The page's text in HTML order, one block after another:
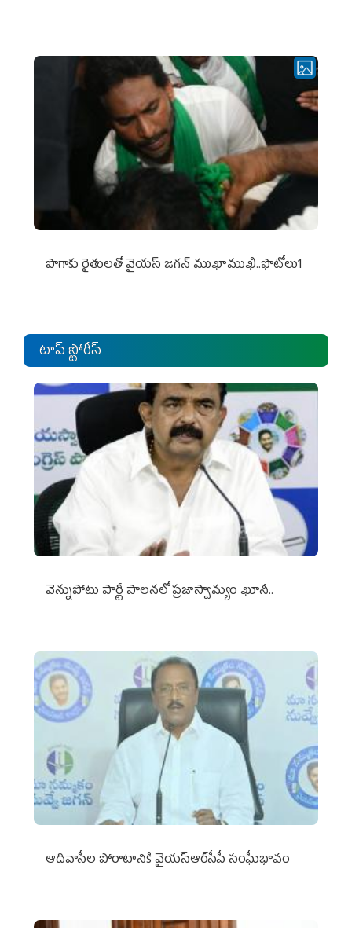
పొగాకు రైతుల‌తో వైయ‌స్ జ‌గ‌న్ ముఖాముఖి..ఫొటోలు1
టాప్ స్టోరీస్
వెన్నుపోటు పార్టీ పాలనలో ప్రజాస్వామ్యం ఖూనీ..
ఆదివాసీల పోరాటానికి వైయ‌స్ఆర్‌సీపీ సంఘీభావం